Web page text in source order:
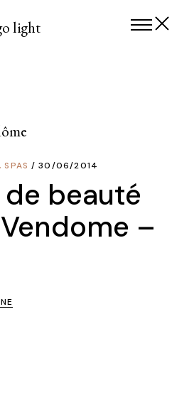
SPAS 30/06/2014
beauté
–